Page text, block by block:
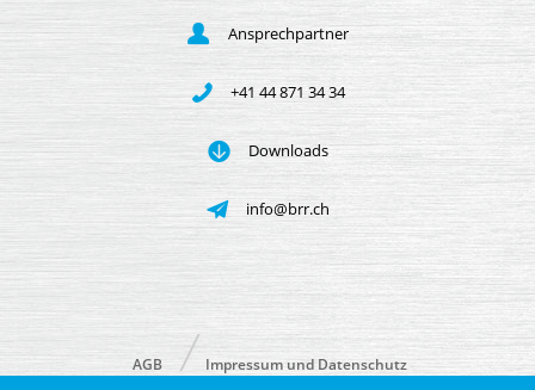
Ansprechpartner
+41 44 871 34 34
Downloads
info@brr.ch
AGB Impressum und Datenschutz